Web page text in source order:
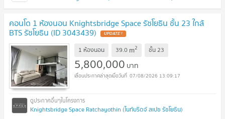
คอนโด 1 ห้องนอน Knightsbridge Space รัชโยธิน ชั้น 23 ใกล้
BTS รัชโยธิน (ID 3043439)
1 ห้องนอน 39.0 m2 ชั้น23
5,800,000 บาท
07/08/2026 13:09:17
Knightsbridge Space Ratchayothin (ไนท์บริดจ์ สเปซ รัชโยธิน)